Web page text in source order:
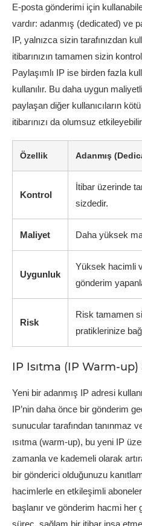
E-posta gönderimi için
vardır: adanmış (dedicated) ve
IP, yalnızca sizin tarafınızdan
itibarınızın tamamen sizin
Paylaşımlı IP ise birden fazla
kullanılır. Bu daha uygun
paylaşan diğer kullanıcıların
itibarınızı da olumsuz
Özellik Adanmış
Kontrol
İtibar üzerinde
sizdedir.
Maliyet Daha yüksek
Uygunluk
Yüksek hacimli
gönderim
Risk
Risk tamamen
pratiklerinize
IP Isıtma (IP Warm-
Yeni bir adanmış IP adresi
IP’nin daha önce bir gönderim
sunucular tarafından tanınmaz
ısıtma (warm-up), bu yeni IP
zamanla ve kademeli olarak
bir gönderici olduğunuzu
hacimlerle en etkileşimli
başlanır ve gönderim hacmi her
süreç, sağlam bir itibar inşa